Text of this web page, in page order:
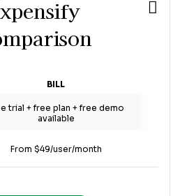
BILL
trial + free plan + free demo
available
From $49/user/month